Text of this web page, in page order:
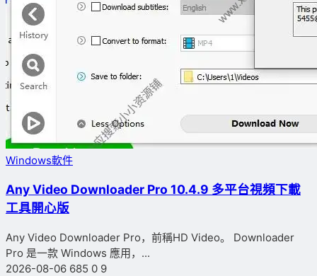
Windows軟件
Any Video Downloader Pro 10.4.9 多平台視頻下載
工具開心版
Any Video Downloader Pro，前稱HD Video。 Downloader
Pro 是一款 Windows 應用，...
2026-08-06 685 0 9